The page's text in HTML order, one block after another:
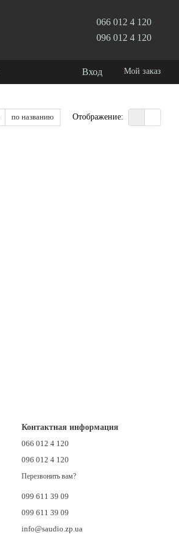
066 012 4 120
096 012 4 120
Вход Мой заказ
по названию Отображение:
Контактная информация
066 012 4 120
096 012 4 120
Перезвонить вам?
099 611 39 09
099 611 39 09
info@saudio.zp.ua